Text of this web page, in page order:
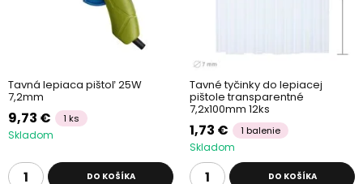
Tavná lepiaca pištoľ 25W
7,2mm
9,73 € 1 ks
Skladom
DO KOŠÍKA
Tavné tyčinky do lepiacej
pištole transparentné
7,2x100mm 12ks
1,73 € 1 balenie
Skladom
DO KOŠÍKA